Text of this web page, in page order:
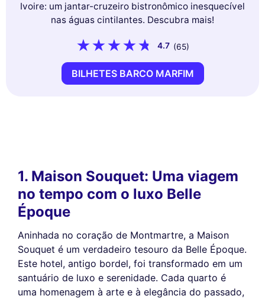
Ivoire: um jantar-cruzeiro bistronômico inesquecível
nas águas cintilantes. Descubra mais!
4.7 (65)
BILHETES BARCO MARFIM
1. Maison Souquet: Uma viagem
no tempo com o luxo Belle
Époque
Aninhada no coração de Montmartre, a Maison
Souquet é um verdadeiro tesouro da Belle Époque.
Este hotel, antigo bordel, foi transformado em um
santuário de luxo e serenidade. Cada quarto é
uma homenagem à arte e à elegância do passado,